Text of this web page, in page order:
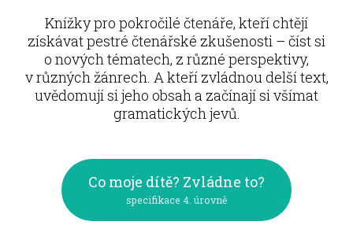
Knížky pro pokročilé čtenáře, kteří chtějí
získávat pestré čtenářské zkušenosti – číst si
o nových tématech, z různé perspektivy,
v různých žánrech. A kteří zvládnou delší text,
uvědomují si jeho obsah a začínají si všímat
gramatických jevů.
Co moje dítě? Zvládne to?
specifikace 4. úrovně